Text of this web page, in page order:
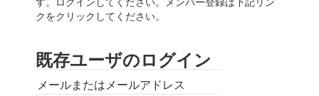
す。ログインしてください。メンバー登録は下記リン
クをクリックしてください。
既存ユーザのログイン
メールまたはメールアドレス